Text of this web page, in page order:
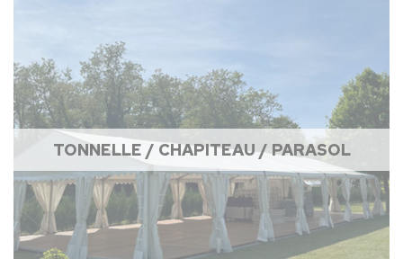
TONNELLE / CHAPITEAU / PARASOL